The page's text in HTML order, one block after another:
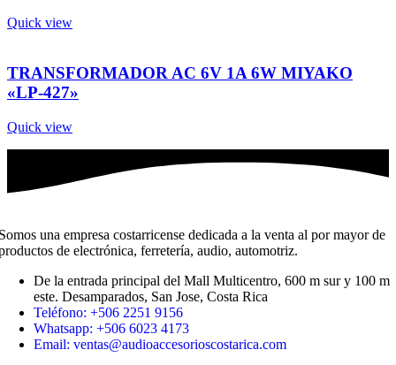
Quick view
TRANSFORMADOR AC 6V 1A 6W MIYAKO
«LP-427»
Quick view
una empresa costarricense dedicada a la venta al por mayor de
de electrónica, ferretería, audio, automotriz.
De la entrada principal del Mall Multicentro, 600 m sur y 100 m
este. Desamparados, San Jose, Costa Rica
Teléfono: +506 2251 9156
Whatsapp: +506 6023 4173
Email: ventas@audioaccesorioscostarica.com